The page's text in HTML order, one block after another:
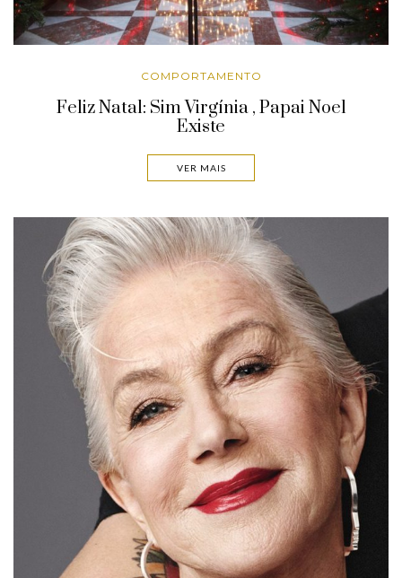
COMPORTAMENTO
Feliz Natal: Sim Virgínia , Papai Noel
Existe
VER MAIS